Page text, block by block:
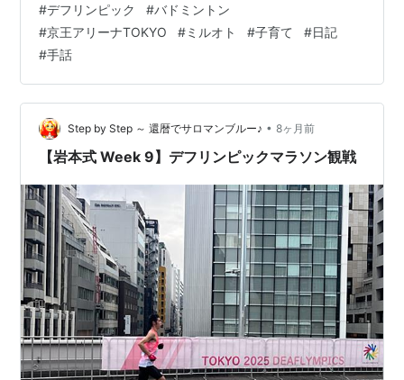
れて初めての溶連菌。 そして息子のジャグちゃん（名前
の由来）も溶連菌感染(´；ω；`)ｳｯ… 恐らくジャグちゃん
が先。 私は喉の痛み咳と鼻水がひどく、結局その１度し
か観に行くことが出来ませんでした(;'∀') そして今も咳を
し過ぎてあばら骨を負傷。 咳は痛くて出来な…
#デフリンピック #バドミントン
#京王アリーナTOKYO #ミルオト #子育て #日記
#手話
Step by Step ～ 還暦でサロマンブルー♪ • 8ヶ月前
【岩本式 Week 9】デフリンピックマラソン観戦